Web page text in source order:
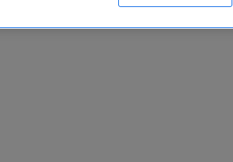
2005-2025